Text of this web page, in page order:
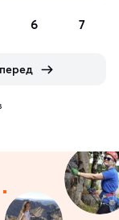
6 7